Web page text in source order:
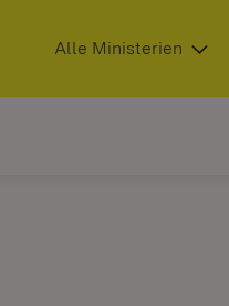
(Öffnet in neuem Fenster)
Alle Ministerien